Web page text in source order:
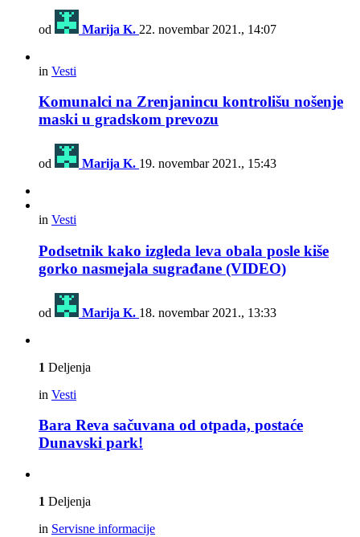
od Marija K. 22. novembar 2021., 14:07
in Vesti
Komunalci na Zrenjanincu kontrolišu nošenje
maski u gradskom prevozu
od Marija K. 19. novembar 2021., 15:43
in Vesti
Podsetnik kako izgleda leva obala posle kiše
gorko nasmejala sugrađane (VIDEO)
od Marija K. 18. novembar 2021., 13:33
1 Deljenja
in Vesti
Bara Reva sačuvana od otpada, postaće
Dunavski park!
1 Deljenja
in Servisne informacije